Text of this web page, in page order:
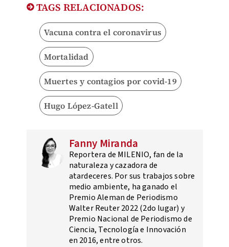
TAGS RELACIONADOS:
Vacuna contra el coronavirus
Mortalidad
Muertes y contagios por covid-19
Hugo López-Gatell
Fanny Miranda
Reportera de MILENIO, fan de la
naturaleza y cazadora de
atardeceres. Por sus trabajos sobre
medio ambiente, ha ganado el
Premio Aleman de Periodismo
Walter Reuter 2022 (2do lugar) y
Premio Nacional de Periodismo de
Ciencia, Tecnología e Innovación
en 2016, entre otros.